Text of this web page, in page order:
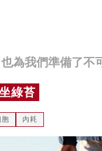
為我們準備了不
綠苔
胞 內耗